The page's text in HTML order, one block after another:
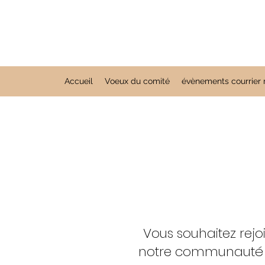
Accueil Voeux du comité évènements
Vous souhaitez
notre communauté